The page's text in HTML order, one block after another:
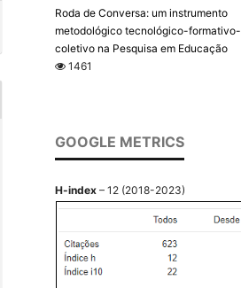
Roda de Conversa: um instrumento
metodológico tecnológico-formativo-
coletivo na Pesquisa em Educação
1461
GOOGLE METRICS
H-index – 12 (2018-2023)